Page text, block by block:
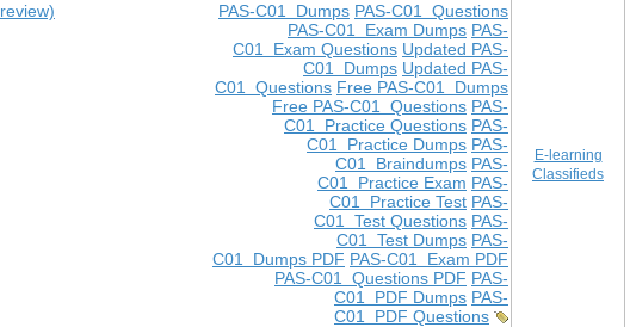
PAS-C01 Dumps PAS-C01 Questions
PAS-C01 Exam Dumps PAS-
C01 Exam Questions Updated PAS-
C01 Dumps Updated PAS-
C01 Questions Free PAS-C01 Dumps
Free PAS-C01 Questions PAS-
C01 Practice Questions PAS-
C01 Practice Dumps PAS-
C01 Braindumps PAS-
C01 Practice Exam PAS-
C01 Practice Test PAS-
C01 Test Questions PAS-
C01 Test Dumps PAS-
C01 Dumps PDF PAS-C01 Exam PDF
PAS-C01 Questions PDF PAS-
C01 PDF Dumps PAS-
C01 PDF Questions
E-learning
Classifieds